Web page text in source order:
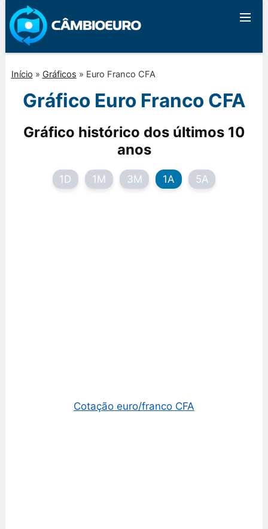
Início » Gráficos » Euro Franco CFA
Gráfico Euro Franco CFA
Gráfico histórico dos últimos 10
anos
1D 1M 3M 1A 5A
Cotação euro/franco CFA